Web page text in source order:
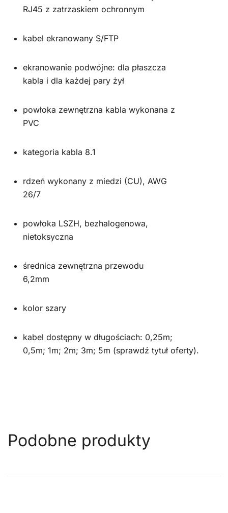
RJ45 z zatrzaskiem ochronnym
kabel ekranowany S/FTP
ekranowanie podwójne: dla płaszcza
kabla i dla każdej pary żył
powłoka zewnętrzna kabla wykonana z
PVC
kategoria kabla 8.1
rdzeń wykonany z miedzi (CU), AWG
26/7
powłoka LSZH, bezhalogenowa,
nietoksyczna
średnica zewnętrzna przewodu
6,2mm
kolor szary
kabel dostępny w długościach: 0,25m;
0,5m; 1m; 2m; 3m; 5m (sprawdź tytuł oferty).
Podobne produkty